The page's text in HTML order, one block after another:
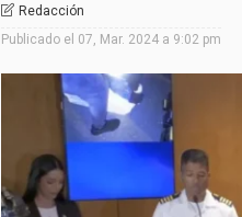
Redacción
Publicado el 07, Mar. 2024 a 9:02 pm